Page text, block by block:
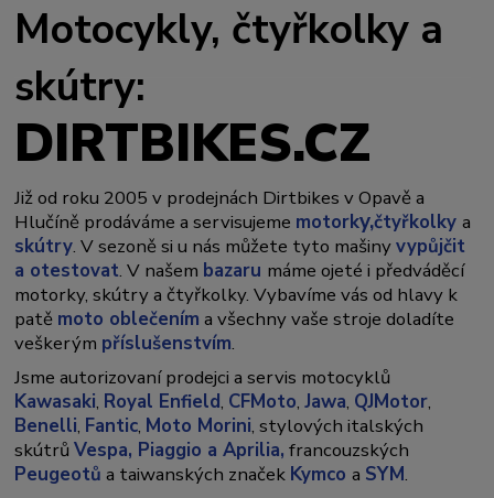
Motocykly, čtyřkolky a
skútry:
DIRTBIKES.CZ
Již od roku 2005 v prodejnách Dirtbikes v Opavě a
Hlučíně prodáváme a servisujeme motorky,čtyřkolkya
skútry. V sezoně si u nás můžete tyto mašinyvypůjčit
a otestovat. V našem bazaru máme ojeté i předváděcí
motorky, skútry a čtyřkolky. Vybavíme vás od hlavy k
patě moto oblečením a všechny vaše stroje doladíte
veškerým příslušenstvím.
Jsme autorizovaní prodejci a servis motocyklů
Kawasaki, Royal Enfield, CFMoto,Jawa, QJMotor,
Benelli, Fantic, Moto Morini, stylových italských
skútrůVespa, Piaggio a Aprilia, francouzských
Peugeotů a taiwanských značek Kymcoa SYM.